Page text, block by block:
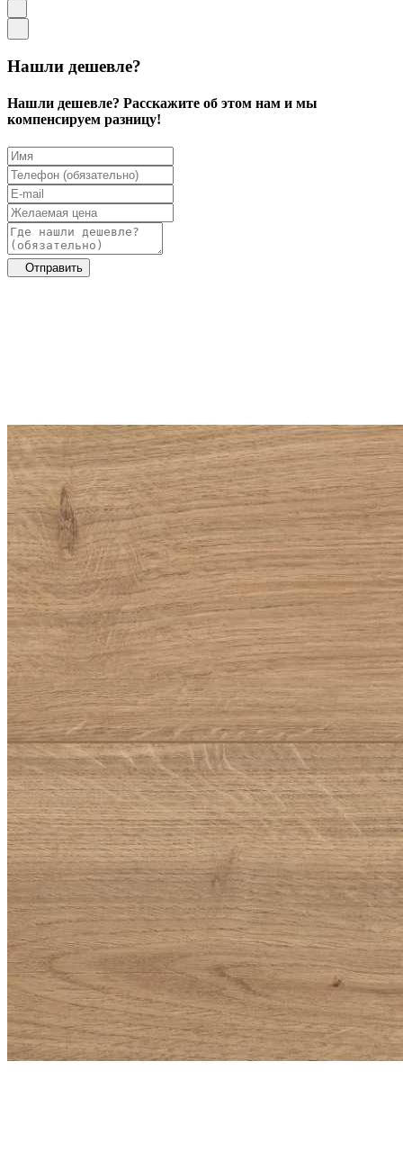
Нашли дешевле?
Нашли дешевле? Расскажите об этом нам и мы
компенсируем разницу!
Отправить